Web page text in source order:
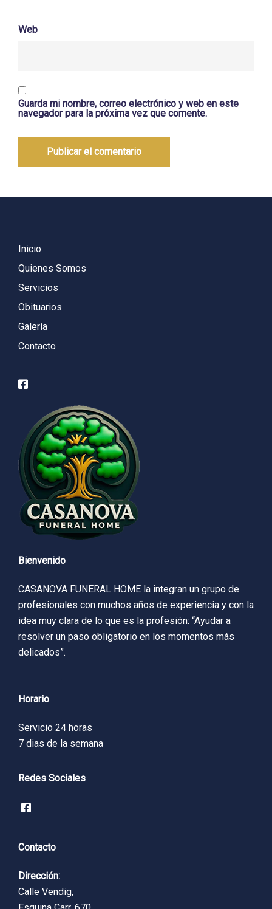
Web
Guarda mi nombre, correo electrónico y web en este
navegador para la próxima vez que comente.
Inicio
Quienes Somos
Servicios
Obituarios
Galería
Contacto
Bienvenido
CASANOVA FUNERAL HOME la integran un grupo de
profesionales con muchos años de experiencia y con la
idea muy clara de lo que es la profesión: “Ayudar a
resolver un paso obligatorio en los momentos más
delicados”.
Horario
Servicio 24 horas
7 dias de la semana
Redes Sociales
Contacto
Dirección:
Calle Vendig,